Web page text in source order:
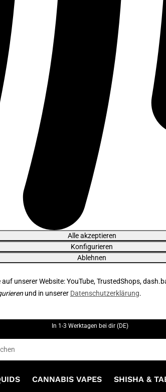
Alle akzeptieren
Konfigurieren
Ablehnen
unserer Website: YouTube, TrustedShops,
und in unserer Datenschutzerklärung.
In 1-3 Werktagen bei dir (DE)
CANNABIS VAPES SHISHA &